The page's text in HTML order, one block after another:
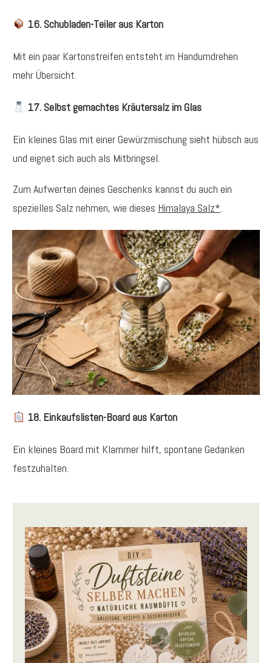
16. Schubladen-Teiler aus Karton
Mit ein paar Kartonstreifen entsteht im Handumdrehen
mehr Übersicht.
17. Selbst gemachtes Kräutersalz im Glas
Ein kleines Glas mit einer Gewürzmischung sieht hübsch aus
und eignet sich auch als Mitbringsel.
Zum Aufwerten deines Geschenks kannst du auch ein
spezielles Salz nehmen, wie dieses Himalaya Salz*.
18. Einkaufslisten-Board aus Karton
Ein kleines Board mit Klammer hilft, spontane Gedanken
festzuhalten.